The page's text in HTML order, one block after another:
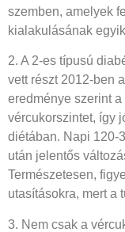
szemben, amelyek
kialakulásának
2. A 2-es típusú
vett részt 2012-ben
eredménye szerint
vércukorszintet, így
diétában. Napi 120-
után jelentős
Természetesen,
utasításokra, mert a
3. Nem csak a